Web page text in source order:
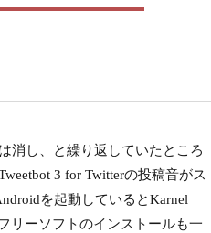
消し、と繰り返していたところ
3 for Twitterの投稿音がス
を起動しているとKarnel
リーソフトのインストールも一